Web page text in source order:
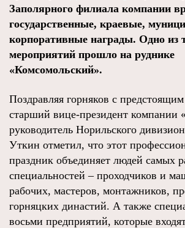
Заполярного филиала компании
государственные, краевые,
корпоративные награды. Одно из
мероприятий прошло на руднике
«Комсомольский».
Поздравляя горняков с
старший вице-президент компании
руководитель Норильского
Уткин отметил, что этот
праздник объединяет людей самых
специальностей – проходчиков и
рабочих, мастеров, монтажников,
горняцких династий. А также
восьми предприятий, которые